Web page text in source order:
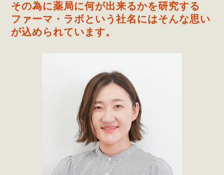
その為に薬局に何が出来るかを研究する
ファーマ・ラボという社名にはそんな思い
が込められています。